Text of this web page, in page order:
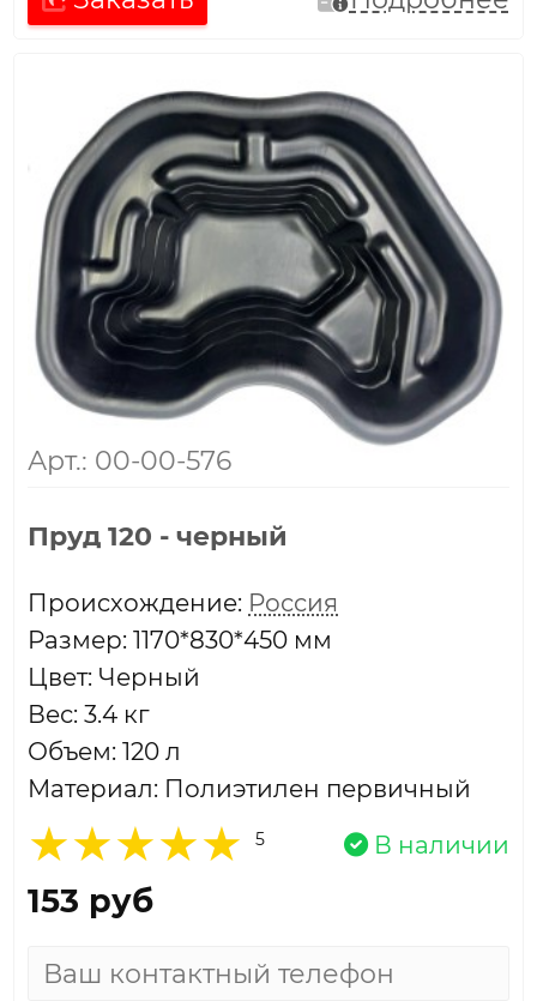
Арт.: 00-00-576
Пруд 120 - черный
Проиcхождение: Россия
Размер: 1170*830*450 мм
Цвет: Черный
Вес: 3.4 кг
Объем: 120 л
Материал: Полиэтилен первичный
5 В наличии
153 руб